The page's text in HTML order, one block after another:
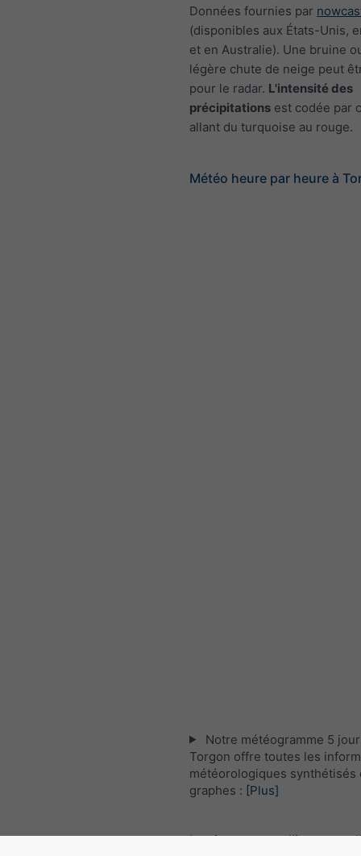
Données fournies par
(disponibles aux États-Unis,
et en Australie). Une bruine
légère chute de neige peut
pour le radar. L'intensité des
précipitations est codée par
allant du turquoise au rouge.
Météo heure par heure à
Notre météogramme 5
Torgon offre toutes les
météorologiques synthétisés
graphes : [Plus]
Les images satellites